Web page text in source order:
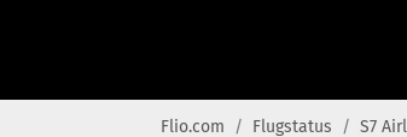
Flio.com Flugstatus S7